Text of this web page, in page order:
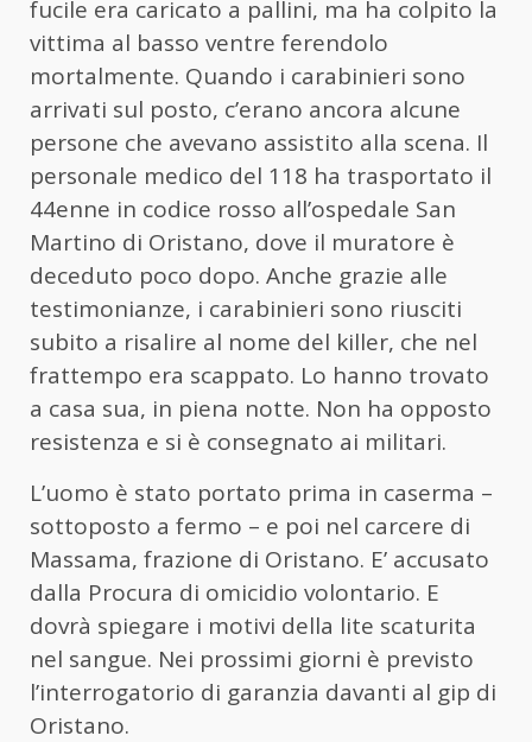
fucile era caricato a pallini, ma ha colpito la
vittima al basso ventre ferendolo
mortalmente. Quando i carabinieri sono
arrivati sul posto, c’erano ancora alcune
persone che avevano assistito alla scena. Il
personale medico del 118 ha trasportato il
44enne in codice rosso all’ospedale San
Martino di Oristano, dove il muratore è
deceduto poco dopo. Anche grazie alle
testimonianze, i carabinieri sono riusciti
subito a risalire al nome del killer, che nel
frattempo era scappato. Lo hanno trovato
a casa sua, in piena notte. Non ha opposto
resistenza e si è consegnato ai militari.
L’uomo è stato portato prima in caserma –
sottoposto a fermo – e poi nel carcere di
Massama, frazione di Oristano. E’ accusato
dalla Procura di omicidio volontario. E
dovrà spiegare i motivi della lite scaturita
nel sangue. Nei prossimi giorni è previsto
l’interrogatorio di garanzia davanti al gip di
Oristano.